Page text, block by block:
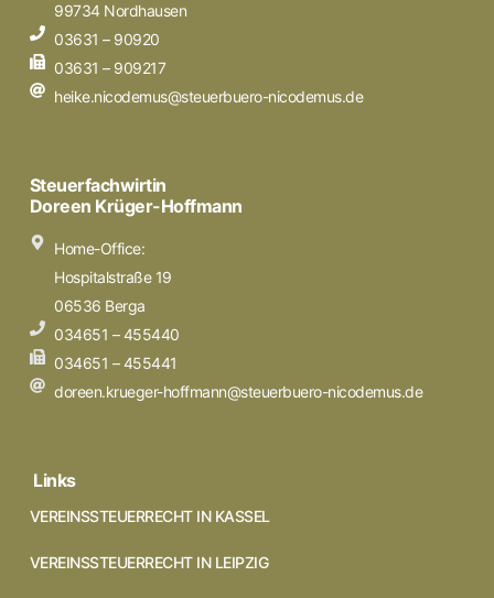
99734 Nordhausen
03631 – 90920
03631 – 909217
heike.nicodemus@steuerbuero-nicodemus.de
Steuerfachwirtin
Doreen Krüger-Hoffmann
Home-Office:
Hospitalstraße 19
06536 Berga
034651 – 455440
034651 – 455441
doreen.krueger-hoffmann@steuerbuero-nicodemus.de
Links
VEREINSSTEUERRECHT IN KASSEL
VEREINSSTEUERRECHT IN LEIPZIG